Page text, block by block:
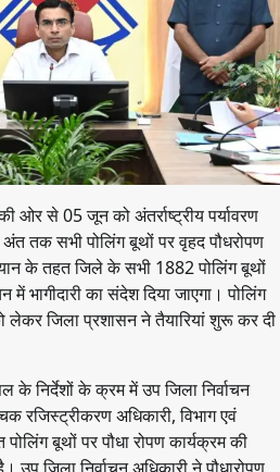
ओर से 05 जून को अंतर्राष्ट्रीय पर्यावरण
तक सभी पोलिंग बूथों पर वृहद पौधरोपण
के तहत जिले के सभी 1882 पोलिंग बूथों
में भागीदारी का संदेश दिया जाएगा। पोलिंग
लेकर जिला प्रशासन ने तैयारियां शुरू कर दी
के निर्देशों के क्रम में उप जिला निर्वाचन
रजिस्ट्रीकरण अधिकारी, विभाग एवं
पोलिंग बूथों पर पौधा रोपण कार्यक्रम की